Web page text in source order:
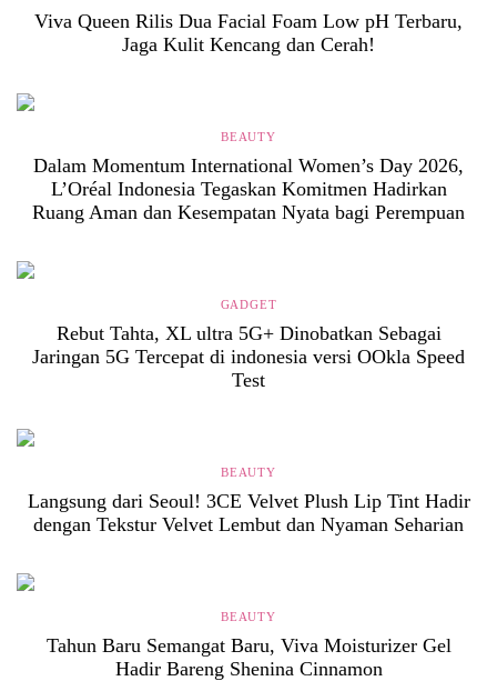
Viva Queen Rilis Dua Facial Foam Low pH Terbaru,
Jaga Kulit Kencang dan Cerah!
BEAUTY
Dalam Momentum International Women’s Day 2026,
L’Oréal Indonesia Tegaskan Komitmen Hadirkan
Ruang Aman dan Kesempatan Nyata bagi Perempuan
GADGET
Rebut Tahta, XL ultra 5G+ Dinobatkan Sebagai
Jaringan 5G Tercepat di indonesia versi OOkla Speed
Test
BEAUTY
Langsung dari Seoul! 3CE Velvet Plush Lip Tint Hadir
dengan Tekstur Velvet Lembut dan Nyaman Seharian
BEAUTY
Tahun Baru Semangat Baru, Viva Moisturizer Gel
Hadir Bareng Shenina Cinnamon